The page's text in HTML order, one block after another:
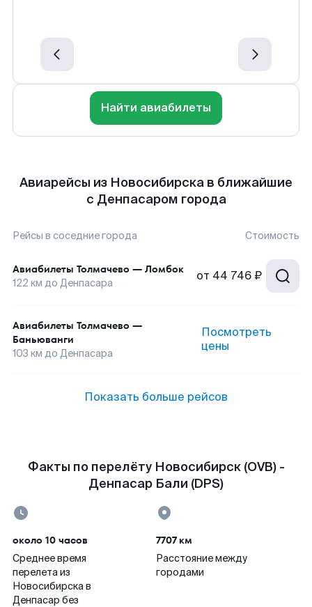
Найти авиабилеты
Авиарейсы из Новосибирска в ближайшие
с Денпасаром города
Рейсы в соседние города Стоимость
Авиабилеты Толмачево — Ломбок
122 км до Денпасара от 44 746 ₽
Авиабилеты Толмачево —
Баньюванги
103 км до Денпасара
Посмотреть
цены
Показать больше рейсов
Факты по перелёту Новосибирск (OVB) -
Денпасар Бали (DPS)
около 10 часов
Среднее время
перелета из
Новосибирска в
Денпасар без
7707 км
Расстояние между
городами